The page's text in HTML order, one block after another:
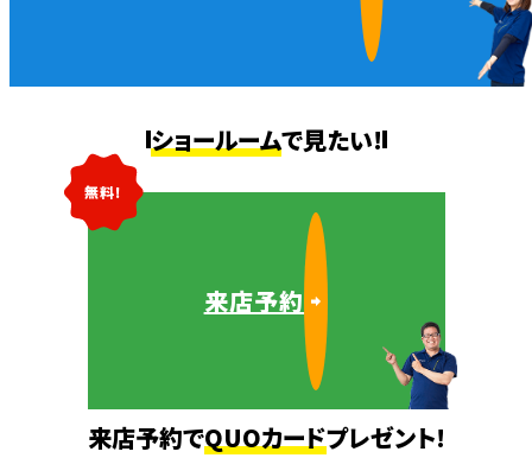
ショールームで見たい!
無料!
来店予約
来店予約でQUOカードプレゼント!